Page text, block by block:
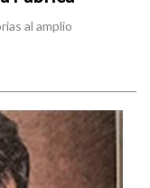
al amplio